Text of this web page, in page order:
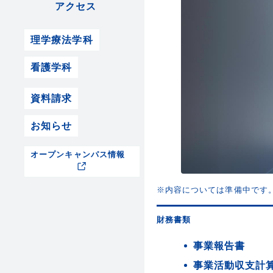
アクセス
理学療法学科
看護学科
資料請求
お知らせ
オープンキャンパス情報
※内容については準備中です
財務書類
事業報告書
事業活動収支計